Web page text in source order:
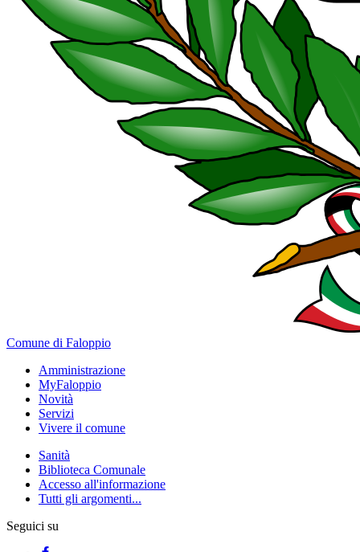
Comune di Faloppio
Amministrazione
MyFaloppio
Novità
Servizi
Vivere il comune
Sanità
Biblioteca Comunale
Accesso all'informazione
Tutti gli argomenti...
Seguici su